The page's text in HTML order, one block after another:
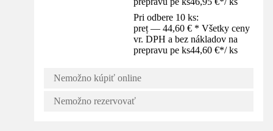
Pri odbere 10 ks:
preț — 44,60 € * Všetky ceny
vr. DPH a bez nákladov na
prepravu pe ks44,60 €*/ ks
Nemožno kúpiť online
Nemožno rezervovať